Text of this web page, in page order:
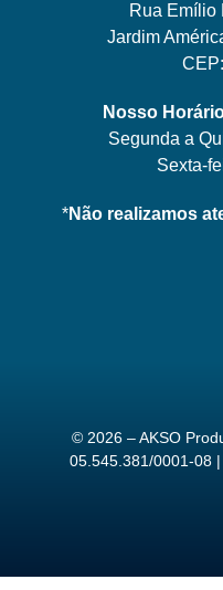
Rua Emílio
Jardim
Nosso
Segunda a
Sexta-
*Não realizamos
© 2026 – AKSO
05.545.381/0001-08